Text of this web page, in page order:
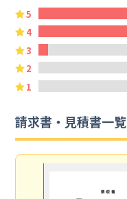
5
4
3
2
1
請求書・見積書一覧